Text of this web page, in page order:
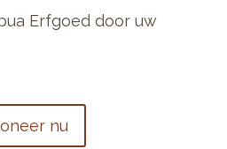
Erfgoed door uw
nu